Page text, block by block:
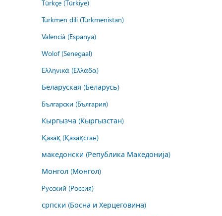
Türkçe (Türkiye)
Türkmen dili (Türkmenistan)
Valencià (Espanya)
Wolof (Senegaal)
Ελληνικά (Ελλάδα)
Беларуская (Беларусь)
Български (България)
Кыргызча (Кыргызстан)
Қазақ (Қазақстан)
македонски (Република Македонија)
Монгол (Монгол)
Русский (Россия)
српски (Босна и Херцеговина)